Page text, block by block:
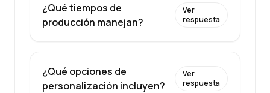
¿Qué tiempos de
producción manejan?
Ver
respuesta
¿Qué opciones de
personalización incluyen?
Ver
respuesta